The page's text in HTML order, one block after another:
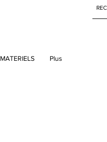
MATERIELS Plus